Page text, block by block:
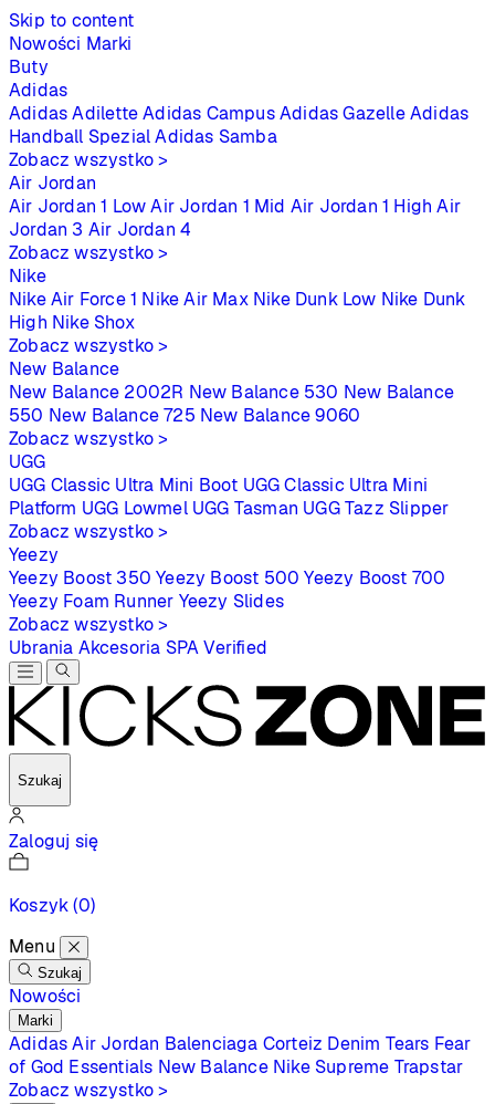
Skip to content
Nowości Marki
Buty
Adidas
Adidas Adilette Adidas Campus Adidas Gazelle Adidas
Handball Spezial Adidas Samba
Zobacz wszystko >
Air Jordan
Air Jordan 1 Low Air Jordan 1 Mid Air Jordan 1 High Air
Jordan 3 Air Jordan 4
Zobacz wszystko >
Nike
Nike Air Force 1 Nike Air Max Nike Dunk Low Nike Dunk
High Nike Shox
Zobacz wszystko >
New Balance
New Balance 2002R New Balance 530 New Balance
550 New Balance 725 New Balance 9060
Zobacz wszystko >
UGG
UGG Classic Ultra Mini Boot UGG Classic Ultra Mini
Platform UGG Lowmel UGG Tasman UGG Tazz Slipper
Zobacz wszystko >
Yeezy
Yeezy Boost 350 Yeezy Boost 500 Yeezy Boost 700
Yeezy Foam Runner Yeezy Slides
Zobacz wszystko >
Ubrania Akcesoria SPAVerified
Szukaj
Zaloguj się
Koszyk(0)
Menu
Szukaj
Nowości
Marki
Adidas Air Jordan Balenciaga Corteiz Denim Tears Fear
of God Essentials New Balance Nike Supreme Trapstar
Zobacz wszystko >